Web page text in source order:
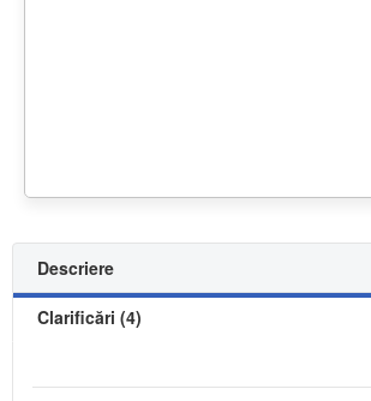
Descriere
Clarificări (4)